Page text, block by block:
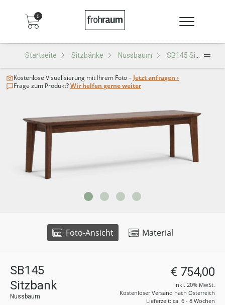
0
Startseite Sitzbänke Nussbaum SB145 Sitzbank
Foto-Ansicht Material
Kostenlose Visualisierung mit Ihrem Foto – Jetzt anfragen ›
Frage zum Produkt?Wir helfen gerne weiter
SB145
Sitzbank
Nussbaum
€ 754,00
inkl. 20% MwSt.
Kostenloser Versand nach Österreich
Lieferzeit: ca. 6 - 8 Wochen